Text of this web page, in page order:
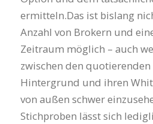
ermitteln.Das ist bislang
Anzahl von Brokern und
Zeitraum möglich – auch
zwischen den
Hintergrund und ihren
von außen schwer
Stichproben lässt sich